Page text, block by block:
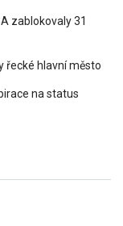
zablokovaly 31
řecké hlavní město
na status